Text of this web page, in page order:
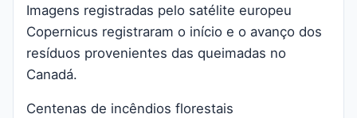
Imagens registradas pelo satélite europeu
Copernicus registraram o início e o avanço dos
resíduos provenientes das queimadas no
Canadá.
Centenas de incêndios florestais